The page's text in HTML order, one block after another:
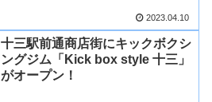
2023.04.10
十三駅前通商店街にキックボクシ
ングジム「Kick box style 十三」
がオープン！